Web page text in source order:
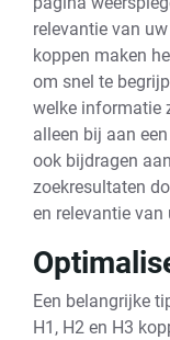
relevantie van
koppen maken
om snel te
welke informatie
alleen bij aan
ook bijdragen
zoekresultaten
en relevantie
Een belangrijke
H1, H2 en H3